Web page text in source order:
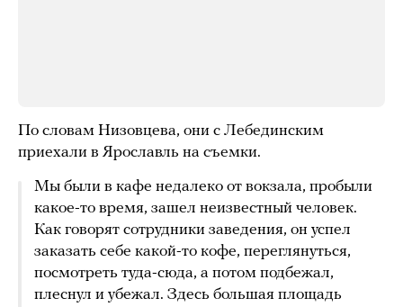
По словам Низовцева, они с Лебединским
приехали в Ярославль на съемки.
Мы были в кафе недалеко от вокзала, пробыли
какое-то время, зашел неизвестный человек.
Как говорят сотрудники заведения, он успел
заказать себе какой-то кофе, переглянуться,
посмотреть туда-сюда, а потом подбежал,
плеснул и убежал. Здесь большая площадь